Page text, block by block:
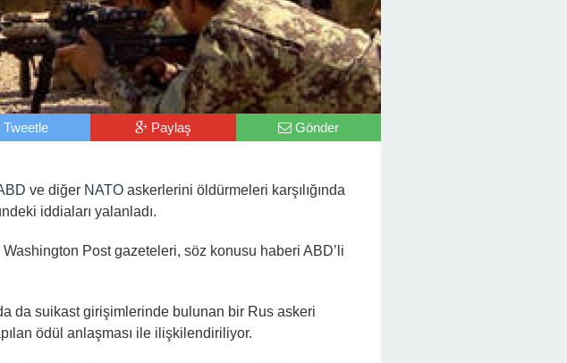
Tweetle Paylaş Gönder
ve diğer NATO askerlerini öldürmeleri karşılığında
iddiaları yalanladı.
Post gazeteleri, söz konusu haberi ABD’li
da suikast girişimlerinde bulunan bir Rus askeri
ödül anlaşması ile ilişkilendiriliyor.